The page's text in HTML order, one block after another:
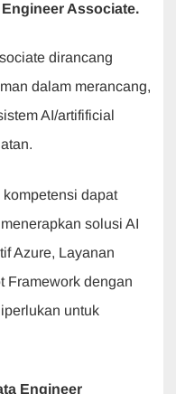
Associate.
dirancang
dalam merancang,
AI/artifificial
dapat
solusi AI
Azure, Layanan
Framework dengan
untuk
Engineer